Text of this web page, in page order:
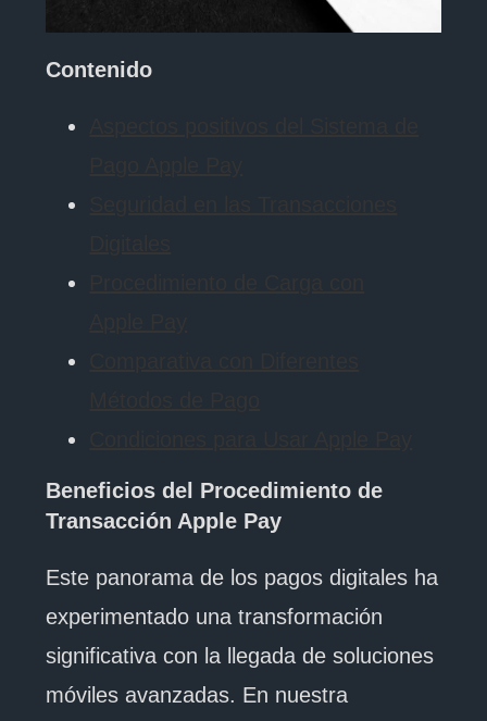
Contenido
Beneficios del Procedimiento de
Transacción Apple Pay
Este panorama de los pagos digitales ha
experimentado una transformación
significativa con la llegada de soluciones
móviles avanzadas. En nuestra